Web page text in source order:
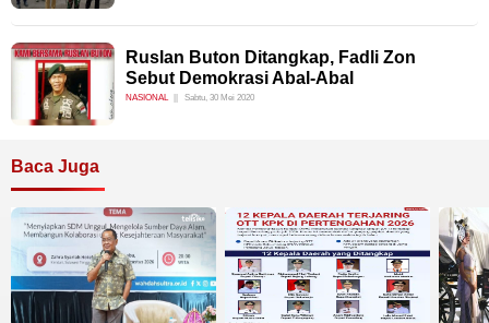
Ruslan Buton Ditangkap, Fadli Zon
Sebut Demokrasi Abal-Abal
NASIONAL Sabtu, 30 Mei 2020
Baca Juga